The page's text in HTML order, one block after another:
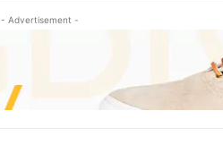
- Advertisement -